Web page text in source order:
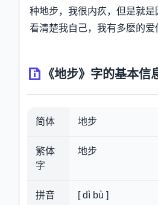
种地步，我很内疚，但是就
看清楚我自己，我有多麽的爱
《地步》字的基本信
简体 地步
繁体
字
地步
拼音 [ dì bù ]